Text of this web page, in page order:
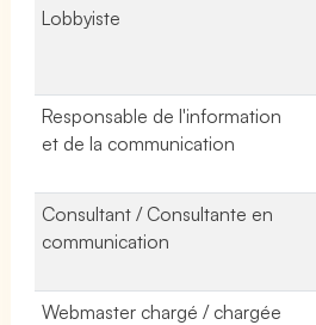
Lobbyiste
Responsable de l'information
et de la communication
Consultant / Consultante en
communication
Webmaster chargé / chargée